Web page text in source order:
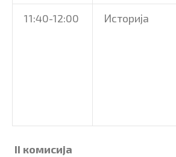
11:40-12:00 Историја
II комисија